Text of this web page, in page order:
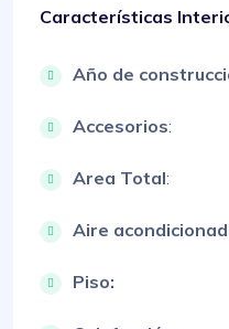
Características
Año de
Accesorios:
Area Total:
Aire
Piso: